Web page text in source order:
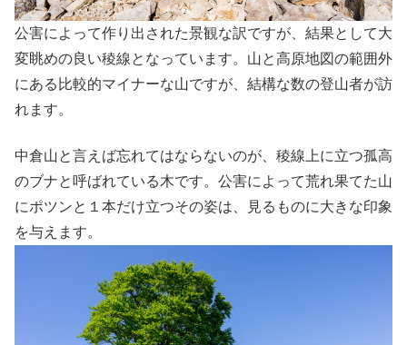
公害によって作り出された景観な訳ですが、結果として大
変眺めの良い稜線となっています。山と高原地図の範囲外
にある比較的マイナーな山ですが、結構な数の登山者が訪
れます。
中倉山と言えば忘れてはならないのが、稜線上に立つ孤高
のブナと呼ばれている木です。公害によって荒れ果てた山
にポツンと１本だけ立つその姿は、見るものに大きな印象
を与えます。